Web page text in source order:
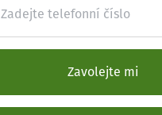
Zadejte telefonní číslo
Zavolejte mi